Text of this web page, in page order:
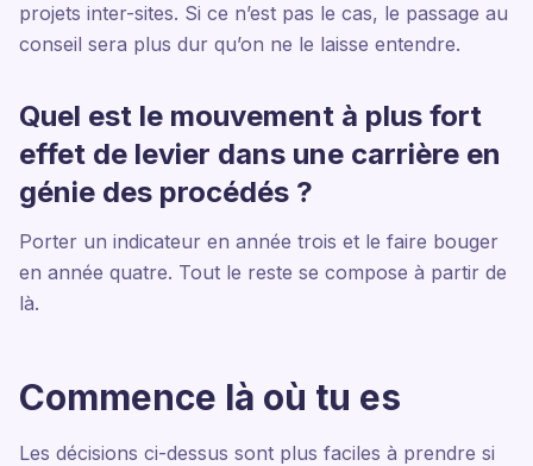
projets inter-sites. Si ce n’est pas le cas, le passage au
conseil sera plus dur qu’on ne le laisse entendre.
Quel est le mouvement à plus fort
effet de levier dans une carrière en
génie des procédés ?
Porter un indicateur en année trois et le faire bouger
en année quatre. Tout le reste se compose à partir de
là.
Commence là où tu es
Les décisions ci-dessus sont plus faciles à prendre si